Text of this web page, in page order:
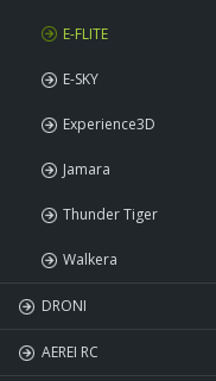
E-FLITE
E-SKY
Experience3D
Jamara
Thunder Tiger
Walkera
DRONI
AEREI RC